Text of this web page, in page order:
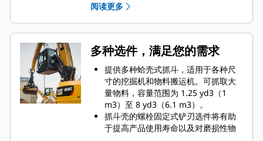
缓冲抓斗壳打开时的作用力，能够承
受高达 5076 psi（35000 kPa）的液
压压力，并且可以减轻驾驶室振动，
使运行更加平稳。
标配两个起吊钩。它们安装在机具两
侧，帮助您将小型机器吊送至船舶的
货舱中，从而无需更换工装或机器即
可完成作业。
阅读更多
多种选件，满足您的需求
提供多种蛤壳式抓斗，适用于各种尺
寸的挖掘机和物料搬运机。可抓取大
量物料，容量范围为 1.25 yd3（1
m3）至 8 yd3（6.1 m3）。
抓斗壳的螺栓固定式铲刃选件将有助
于提高产品使用寿命以及对磨损性物